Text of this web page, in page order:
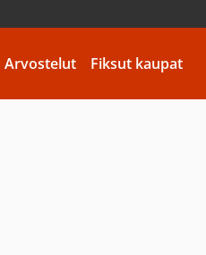
Arvostelut Fiksut kaupat